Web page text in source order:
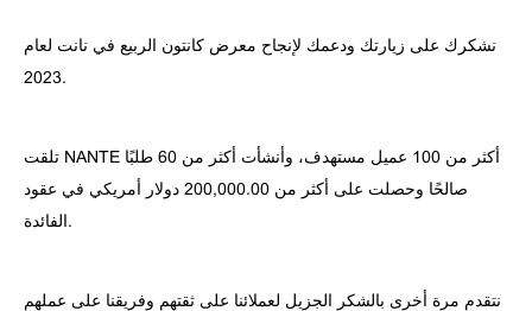
نشكرك على زيارتك ودعمك لإنجاح معرض كانتون الربيع في نانت لعام
2023.
تلقت NANTE أكثر من 100 عميل مستهدف، وأنشأت أكثر من 60 طلبًا
صالحًا وحصلت على أكثر من 200,000.00 دولار أمريكي في عقود
الفائدة.
نتقدم مرة أخرى بالشكر الجزيل لعملائنا على ثقتهم وفريقنا على عملهم